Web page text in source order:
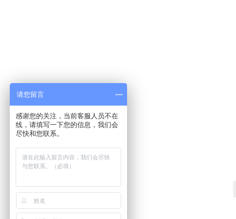
请您留言
感谢您的关注，当前客服人员不在
线，请填写一下您的信息，我们会
尽快和您联系。